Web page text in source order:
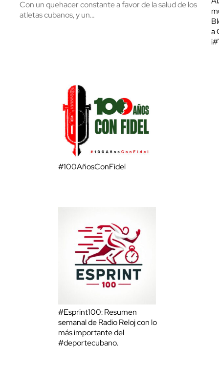
Con un quehacer constante a favor de la salud de los
atletas cubanos, y un…
a
#100AñosConFidel
#Esprint100: Resumen
semanal de Radio Reloj con lo
más importante del
#deportecubano.